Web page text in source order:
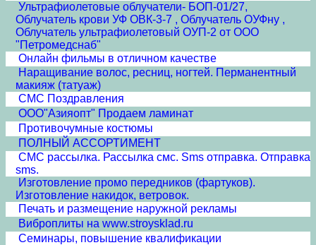
Ультрафиолетовые облучатели- БОП-01/27,
Облучатель крови УФ ОВК-3-7 , Облучатель ОУФну ,
Облучатель ультрафиолетовый ОУП-2 от ООО
"Петромедснаб"
Онлайн фильмы в отличном качестве
Наращивание волос, ресниц, ногтей. Перманентный
макияж (татуаж)
СМС Поздравления
ООО"Азияопт" Продаем ламинат
Противочумные костюмы
ПОЛНЫЙ АССОРТИМЕНТ
СМС рассылка. Рассылка смс. Sms отправка. Отправка
sms.
Изготовление промо передников (фартуков).
Изготовление накидок, ветровок.
Печать и размещение наружной рекламы
Виброплиты на www.stroysklad.ru
Семинары, повышение квалификации